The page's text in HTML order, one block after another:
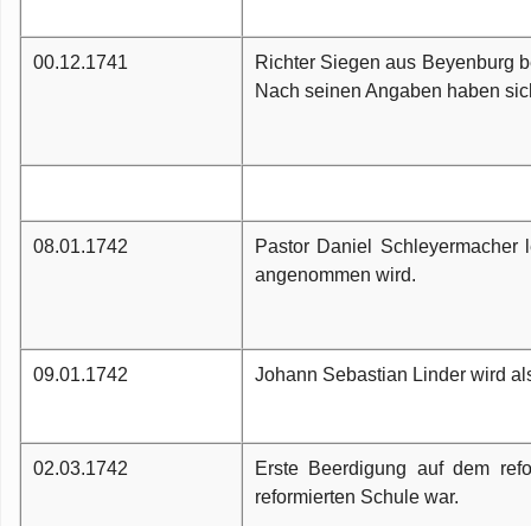
00.12.1741
Richter Siegen aus Beyenburg
Nach seinen Angaben haben
08.01.1742
Pastor Daniel Schleyermacher
angenommen wird.
09.01.1742 Johann Sebastian Linder wird
02.03.1742
Erste Beerdigung auf dem
reformierten Schule war.